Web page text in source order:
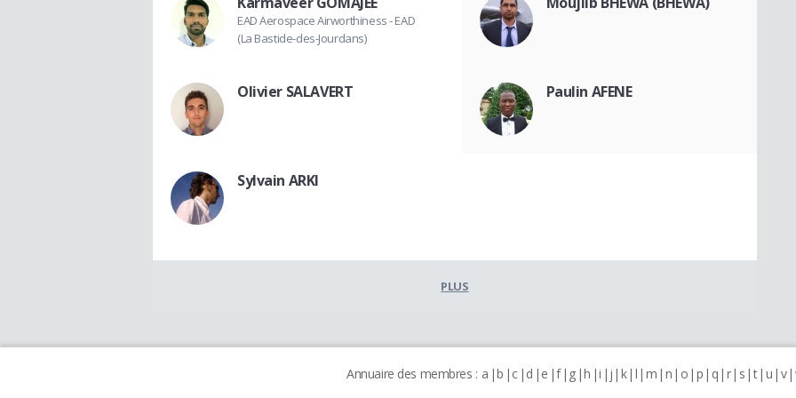
EAD Aerospace Airworthiness - EAD
(La Bastide-des-Jourdans)
Olivier SALAVERT Paulin AFENE
Sylvain ARKI
PLUS
Annuaire des membres : a b c d e f g h i j k l m n o p q r s t u v